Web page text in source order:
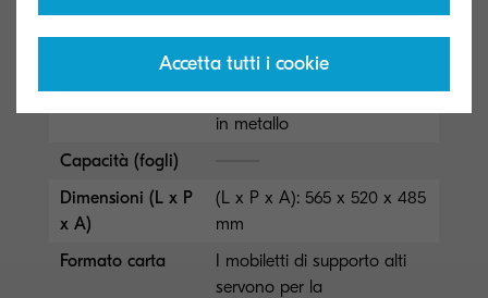
Tipo generale
Mobiletto di supporto alto
in metallo
Capacità (fogli)
Dimensioni (L x P
x A)
(L x P x A): 565 x 520 x 485
mm
Formato carta
I mobiletti di supporto alti
servono per la
Accetta tutti i cookie